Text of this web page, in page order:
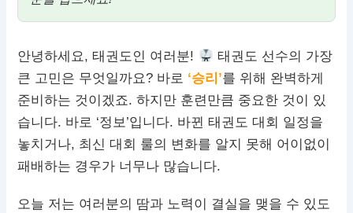
안녕하세요, 태권도인 여러분!
태권도 선수의 가장
큰 고민은 무엇일까요? 바로 ‘승리’를 위해 완벽하게
준비하는 것이겠죠. 하지만 훈련만큼 중요한 것이 있
습니다. 바로 ‘정보’입니다. 바뀐 태권도 대회 일정을
놓치거나, 최신 대회 룰의 변화를 알지 못해 어이없이
패배하는 경우가 너무나 많습니다.
오늘 저는 여러분의 땀과 노력이 결실을 맺을 수 있도